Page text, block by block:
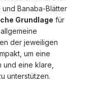
und Banaba-Blätter
Grundlage für
der jeweiligen
um eine
und eine klare,
unterstützen.